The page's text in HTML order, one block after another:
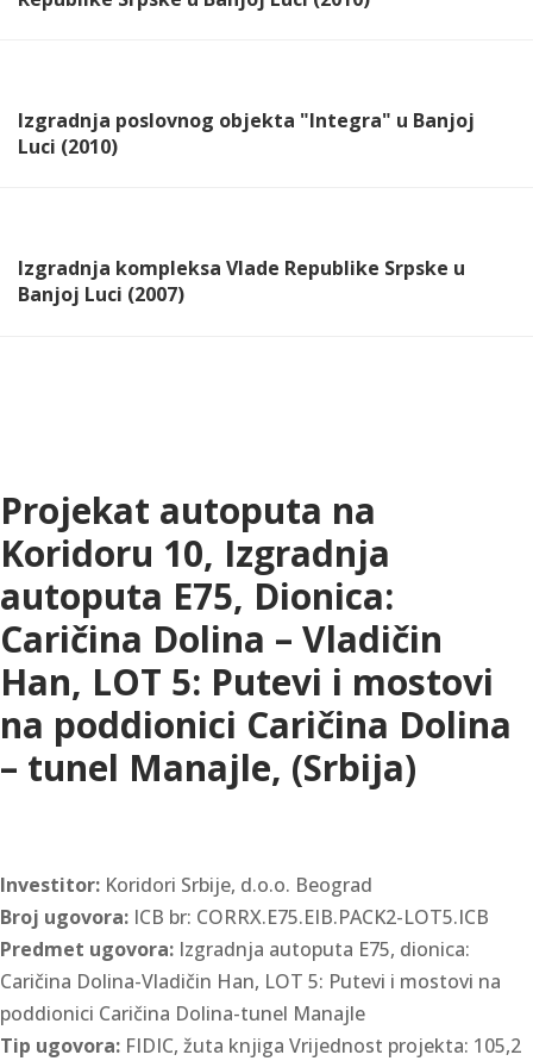
Izgradnja poslovnog objekta "Integra" u Banjoj
Luci (2010)
Izgradnja kompleksa Vlade Republike Srpske u
Banjoj Luci (2007)
Projekat autoputa na
Koridoru 10, Izgradnja
autoputa E75, Dionica:
Caričina Dolina – Vladičin
Han, LOT 5: Putevi i mostovi
na poddionici Caričina Dolina
– tunel Manajle, (Srbija)
Investitor: Koridori Srbije, d.o.o. Beograd
Broj ugovora: ICB br: CORRX.E75.EIB.PACK2-LOT5.ICB
Predmet ugovora: Izgradnja autoputa E75, dionica:
Caričina Dolina-Vladičin Han, LOT 5: Putevi i mostovi na
poddionici Caričina Dolina-tunel Manajle
Tip ugovora: FIDIC, žuta knjiga Vrijednost projekta: 105,2